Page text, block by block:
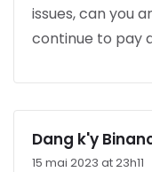
issues, can you
continue to pay
Dang k'y
15 mai 2023 at 23h11